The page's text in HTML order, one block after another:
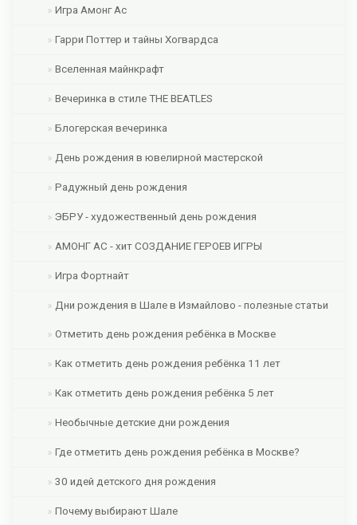
Игра Амонг Ас
Гарри Поттер и тайны Хогвардса
Вселенная майнкрафт
Вечеринка в стиле THE BEATLES
Блогерская вечеринка
День рождения в ювелирной мастерской
Радужный день рождения
ЭБРУ - художественный день рождения
АМОНГ АС - хит СОЗДАНИЕ ГЕРОЕВ ИГРЫ
Игра Фортнайт
Дни рождения в Шале в Измайлово - полезные статьи
Отметить день рождения ребёнка в Москве
Как отметить день рождения ребёнка 11 лет
Как отметить день рождения ребёнка 5 лет
Необычные детские дни рождения
Где отметить день рождения ребёнка в Москве?
30 идей детского дня рождения
Почему выбирают Шале